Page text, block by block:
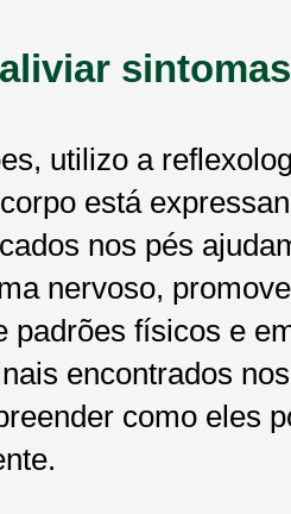
utilizo a
está
nos pés
nervoso,
padrões físicos e
encontrados
como eles